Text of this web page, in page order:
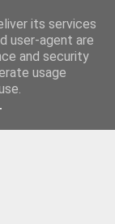
its services
user-agent are
and security
usage